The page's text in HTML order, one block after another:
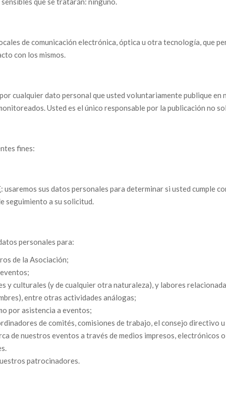
de comunicación electrónica, óptica u otra tecnología, que
con los mismos.
cualquier dato personal que usted voluntariamente publique en
Usted es el único responsable por la publicación no
fines:
: usaremos sus datos personales para determinar si usted cumple
seguimiento a su solicitud.
personales para:
de la Asociación;
y culturales (y de cualquier otra naturaleza), y labores
entre otras actividades análogas;
por asistencia a eventos;
de comités, comisiones de trabajo, el consejo directivo
de nuestros eventos a través de medios impresos, electrónicos
patrocinadores.